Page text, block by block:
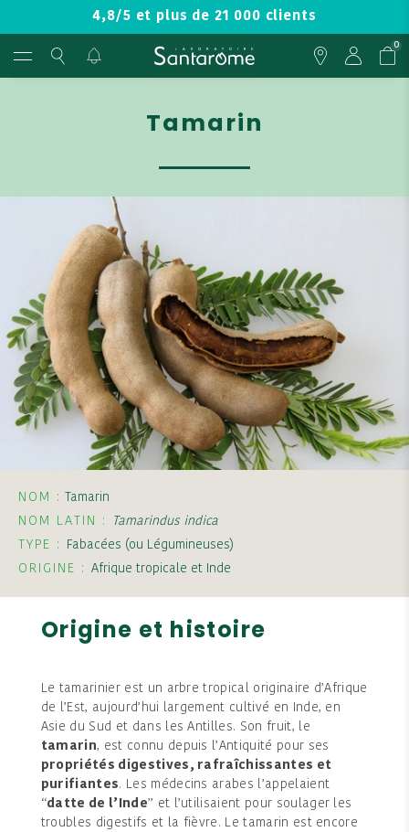
4,8/5 et plus de 21 000 clients
0
Tamarin
NOM : Tamarin
NOM LATIN :
Tamarindus indica
TYPE :
Fabacées (ou Légumineuses)
ORIGINE : Afrique tropicale et Inde
Origine et histoire
Le tamarinier est un arbre tropical originaire d’Afrique
de l’Est, aujourd’hui largement cultivé en Inde, en
Asie du Sud et dans les Antilles. Son fruit, le
tamarin, est connu depuis l’Antiquité pour ses
propriétés digestives, rafraîchissantes et
purifiantes. Les médecins arabes l’appelaient
“datte de l’Inde” et l’utilisaient pour soulager les
troubles digestifs et la fièvre. Le tamarin est encore